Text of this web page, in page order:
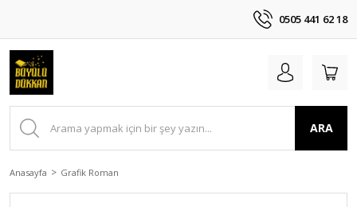
0505 441 62 18
ARA
Anasayfa Grafik Roman